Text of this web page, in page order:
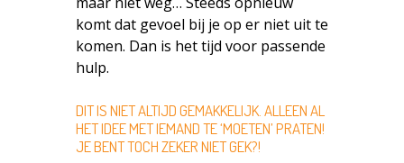
komt dat gevoel bij je op er niet uit te
komen. Dan is het tijd voor passende
hulp.
DIT IS NIET ALTIJD GEMAKKELIJK. ALLEEN AL
HET IDEE MET IEMAND TE ‘MOETEN’ PRATEN!
JE BENT TOCH ZEKER NIET GEK?!